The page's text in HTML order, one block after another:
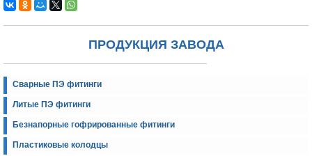
ПРОДУКЦИЯ ЗАВОДА
Сварные ПЭ фитинги
Литые ПЭ фитинги
Безнапорные гофрированные фитинги
Пластиковые колодцы